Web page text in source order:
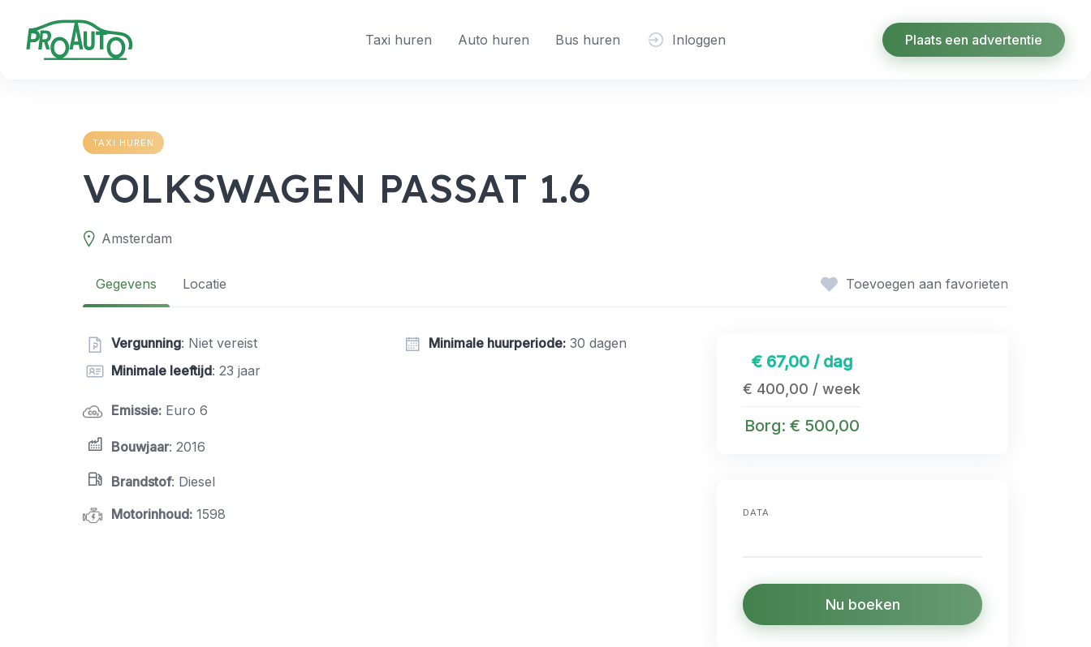
content
Taxi huren Auto huren Bus huren Inloggen Plaats een advertentie
TAXI HUREN
VOLKSWAGEN PASSAT 1.6
Amsterdam
Gegevens Locatie Toevoegen aan favorieten
Vergunning: Niet vereist Minimale huurperiode:30 dagen
Minimale leeftijd: 23 jaar
Emissie: Euro 6
Bouwjaar: 2016
Brandstof: Diesel
Motorinhoud: 1598
€ 67,00 / dag
€ 400,00 / week
Borg: € 500,00
DATA
Nu boeken